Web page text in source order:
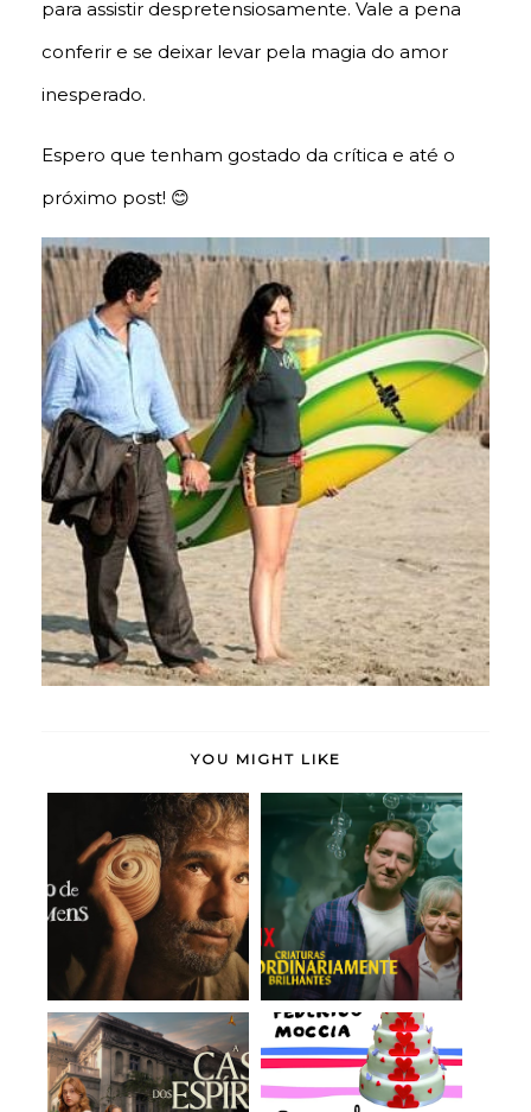
para assistir despretensiosamente. Vale a pena
conferir e se deixar levar pela magia do amor
inesperado.
Espero que tenham gostado da crítica e até o
próximo post! 😊
YOU MIGHT LIKE
O Filho de Mil
Homens (2025)
(Filme...
Criaturas
Extraordinariamente
Brilh...
A Casa dos Espíritos
Desculpa, quero me